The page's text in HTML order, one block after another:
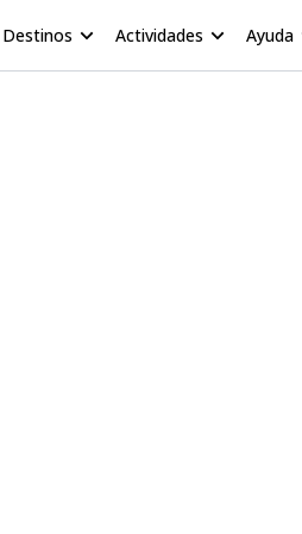
Destinos Actividades Ayuda